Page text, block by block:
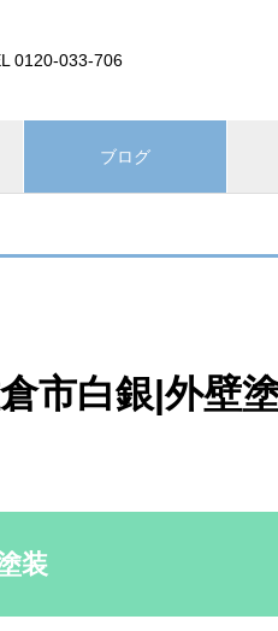
0120-033-706
ブログ
市白銀|外壁塗
装